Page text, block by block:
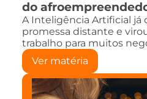
do
A Inteligência Artificial já
promessa distante e
trabalho para muitos
Ver matéria